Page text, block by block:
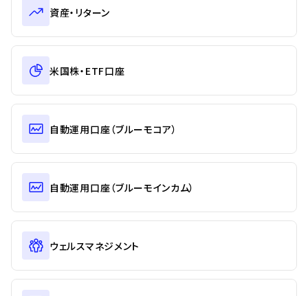
資産・リターン
米国株・ETF口座
自動運用口座（ブルーモコア）
自動運用口座（ブルーモインカム）
ウェルスマネジメント